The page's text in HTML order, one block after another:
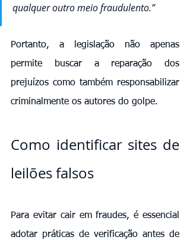
qualquer outro meio fraudulento.”
Portanto, a legislação não apenas
permite buscar a reparação dos
prejuízos como também responsabilizar
criminalmente os autores do golpe.
Como identificar sites de
leilões falsos
Para evitar cair em fraudes, é essencial
adotar práticas de verificação antes de